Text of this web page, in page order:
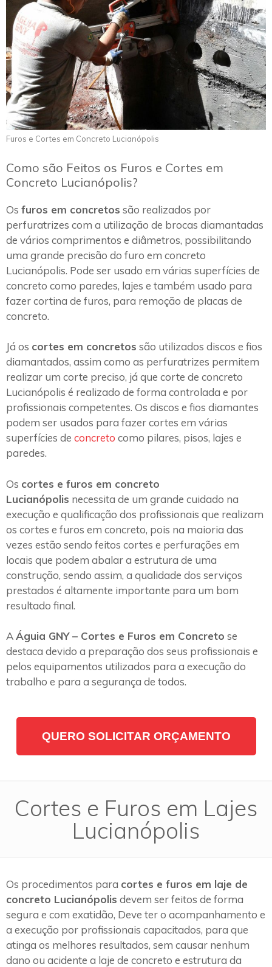
Furos e Cortes em Concreto Lucianópolis
Como são Feitos os Furos e Cortes em
Concreto Lucianópolis?
Os furos em concretos são realizados por
perfuratrizes com a utilização de brocas diamantadas
de vários comprimentos e diâmetros, possibilitando
uma grande precisão do furo em concreto
Lucianópolis. Pode ser usado em várias superfícies de
concreto como paredes, lajes e também usado para
fazer cortina de furos, para remoção de placas de
concreto.
Já os cortes em concretos são utilizados discos e fios
diamantados, assim como as perfuratrizes permitem
realizar um corte preciso, já que corte de concreto
Lucianópolis é realizado de forma controlada e por
profissionais competentes. Os discos e fios diamantes
podem ser usados para fazer cortes em várias
superfícies de concreto como pilares, pisos, lajes e
paredes.
Os cortes e furos em concreto
Lucianópolis necessita de um grande cuidado na
execução e qualificação dos profissionais que realizam
os cortes e furos em concreto, pois na maioria das
vezes estão sendo feitos cortes e perfurações em
locais que podem abalar a estrutura de uma
construção, sendo assim, a qualidade dos serviços
prestados é altamente importante para um bom
resultado final.
AÁguia GNY – Cortes e Furos em Concreto se
destaca devido a preparação dos seus profissionais e
pelos equipamentos utilizados para a execução do
trabalho e para a segurança de todos.
QUERO SOLICITAR ORÇAMENTO
Cortes e Furos em Lajes
Lucianópolis
Os procedimentos para cortes e furos em laje de
concreto Lucianópolis devem ser feitos de forma
segura e com exatidão, Deve ter o acompanhamento e
a execução por profissionais capacitados, para que
atinga os melhores resultados, sem causar nenhum
dano ou acidente a laje de concreto e estrutura da